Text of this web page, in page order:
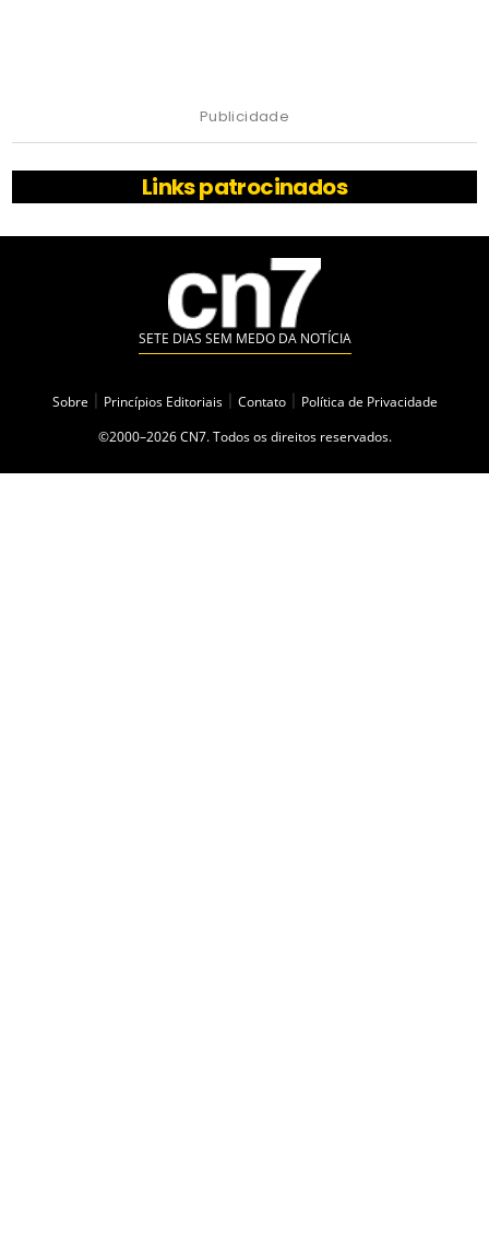
Publicidade
Links patrocinados
SETE DIAS SEM MEDO DA NOTÍCIA
Sobre Princípios Editoriais Contato
Política de Privacidade
©2000–2026 CN7. Todos os direitos reservados.